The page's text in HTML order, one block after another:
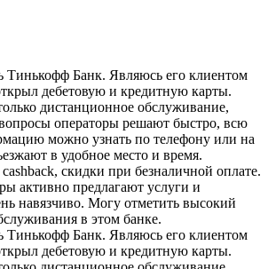
Тинькофф Банк. Являюсь его клиентом
дебетовую и кредитную карты.
дистанционное обслуживание,
операторы решают быстро, всю
можно узнать по телефону или на
в удобное место и время.
скидки при безналичной оплате.
активно предлагают услуги и
навязчиво. Могу отметить высокий
в этом банке.
Тинькофф Банк. Являюсь его клиентом
дебетовую и кредитную карты.